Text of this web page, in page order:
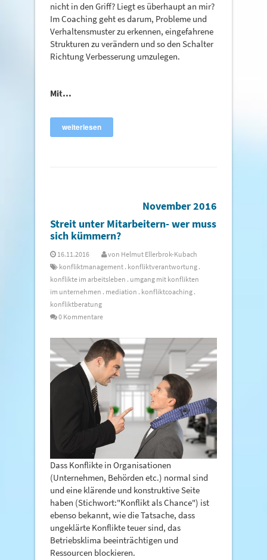
nicht in den Griff? Liegt es überhaupt an mir?
Im Coaching geht es darum, Probleme und
Verhaltensmuster zu erkennen, eingefahrene
Strukturen zu verändern und so den Schalter
Richtung Verbesserung umzulegen.
Mit…
weiterlesen
November 2016
Streit unter Mitarbeitern- wer muss
sich kümmern?
16.11.2016 von Helmut Ellerbrok-Kubach
konfliktmanagement . konfliktverantwortung .
konflikte im arbeitsleben . umgang mit konflikten
im unternehmen . mediation . konfliktcoaching .
konfliktberatung
0 Kommentare
Dass Konflikte in Organisationen
(Unternehmen, Behörden etc.) normal sind
und eine klärende und konstruktive Seite
haben (Stichwort:"Konflikt als Chance") ist
ebenso bekannt, wie die Tatsache, dass
ungeklärte Konflikte teuer sind, das
Betriebsklima beeinträchtigen und
Ressourcen blockieren.